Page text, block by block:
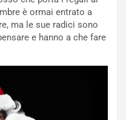
è ormai entrato a
ma le sue radici sono
e hanno a che fare